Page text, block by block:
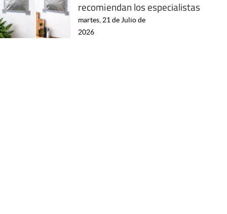
recomiendan los especialistas
martes, 21 de Julio de
2026